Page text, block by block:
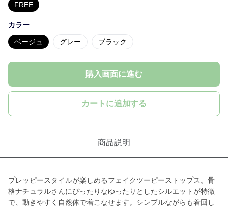
FREE
カラー
ベージュ グレー ブラック
購入画面に進む
カートに追加する
商品説明
プレッピースタイルが楽しめるフェイクツーピーストップス。骨
格ナチュラルさんにぴったりなゆったりとしたシルエットが特徴
で、動きやすく自然体で着こなせます。シンプルながらも着回し